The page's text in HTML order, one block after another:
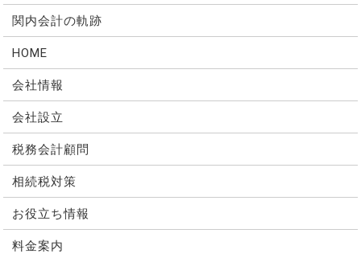
関内会計の軌跡
HOME
会社情報
会社設立
税務会計顧問
相続税対策
お役立ち情報
料金案内